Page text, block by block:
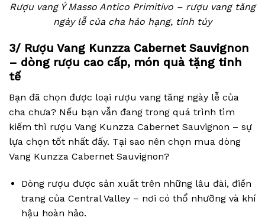
Rượu vang Ý Masso Antico Primitivo – rượu vang tăng
ngày lễ của cha hảo hạng, tinh túy
3/ Rượu Vang Kunzza Cabernet Sauvignon
– dòng rượu cao cấp, món quà tặng tinh
tế
Bạn đã chọn được loại rượu vang tăng ngày lễ của
cha chưa? Nếu bạn vẫn đang trong quá trình tìm
kiếm thì rượu Vang Kunzza Cabernet Sauvignon – sự
lựa chọn tốt nhất đấy. Tại sao nên chọn mua dòng
Vang Kunzza Cabernet Sauvignon?
Dòng rượu được sản xuất trên những lâu đài, điền
trang của Central Valley – nơi có thổ nhưỡng và khí
hậu hoàn hảo.